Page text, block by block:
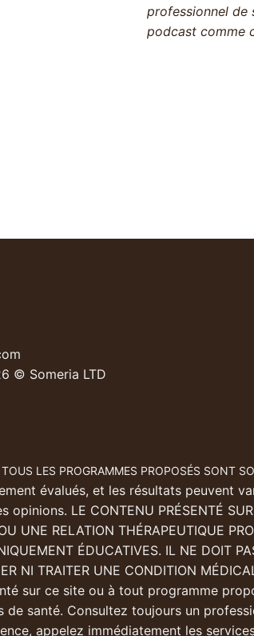
professionnel de
podcast comme
© Someria LTD
TOUS LES PROGRAMMES PROPOSÉS SONT
évalués, et les résultats peuvent
opinions. LE CONTENU PRÉSENTÉ
UNE RELATION THÉRAPEUTIQUE
ÉDUCATIVES. IL NE DOIT
NI TRAITER UNE CONDITION
sur ce site ou à tout programme
de santé. Consultez toujours un
appelez immédiatement les